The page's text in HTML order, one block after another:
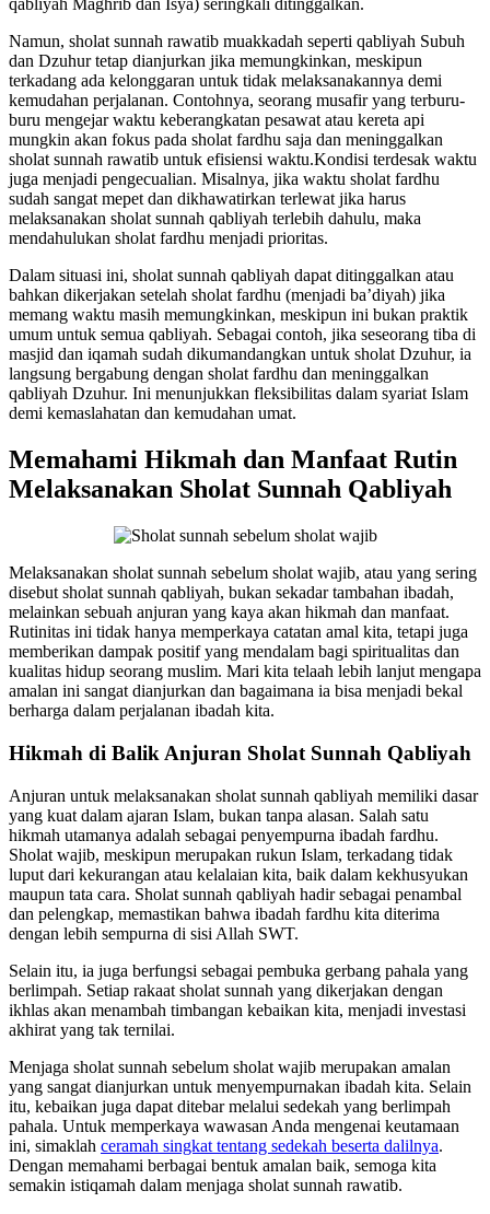
qabliyah Maghrib dan Isya) seringkali ditinggalkan.
Namun, sholat sunnah rawatib muakkadah seperti qabliyah Subuh
dan Dzuhur tetap dianjurkan jika memungkinkan, meskipun
terkadang ada kelonggaran untuk tidak melaksanakannya demi
kemudahan perjalanan. Contohnya, seorang musafir yang terburu-
buru mengejar waktu keberangkatan pesawat atau kereta api
mungkin akan fokus pada sholat fardhu saja dan meninggalkan
sholat sunnah rawatib untuk efisiensi waktu.Kondisi terdesak waktu
juga menjadi pengecualian. Misalnya, jika waktu sholat fardhu
sudah sangat mepet dan dikhawatirkan terlewat jika harus
melaksanakan sholat sunnah qabliyah terlebih dahulu, maka
mendahulukan sholat fardhu menjadi prioritas.
Dalam situasi ini, sholat sunnah qabliyah dapat ditinggalkan atau
bahkan dikerjakan setelah sholat fardhu (menjadi ba’diyah) jika
memang waktu masih memungkinkan, meskipun ini bukan praktik
umum untuk semua qabliyah. Sebagai contoh, jika seseorang tiba di
masjid dan iqamah sudah dikumandangkan untuk sholat Dzuhur, ia
langsung bergabung dengan sholat fardhu dan meninggalkan
qabliyah Dzuhur. Ini menunjukkan fleksibilitas dalam syariat Islam
demi kemaslahatan dan kemudahan umat.
Memahami Hikmah dan Manfaat Rutin
Melaksanakan Sholat Sunnah Qabliyah
Melaksanakan sholat sunnah sebelum sholat wajib, atau yang sering
disebut sholat sunnah qabliyah, bukan sekadar tambahan ibadah,
melainkan sebuah anjuran yang kaya akan hikmah dan manfaat.
Rutinitas ini tidak hanya memperkaya catatan amal kita, tetapi juga
memberikan dampak positif yang mendalam bagi spiritualitas dan
kualitas hidup seorang muslim. Mari kita telaah lebih lanjut mengapa
amalan ini sangat dianjurkan dan bagaimana ia bisa menjadi bekal
berharga dalam perjalanan ibadah kita.
Hikmah di Balik Anjuran Sholat Sunnah Qabliyah
Anjuran untuk melaksanakan sholat sunnah qabliyah memiliki dasar
yang kuat dalam ajaran Islam, bukan tanpa alasan. Salah satu
hikmah utamanya adalah sebagai penyempurna ibadah fardhu.
Sholat wajib, meskipun merupakan rukun Islam, terkadang tidak
luput dari kekurangan atau kelalaian kita, baik dalam kekhusyukan
maupun tata cara. Sholat sunnah qabliyah hadir sebagai penambal
dan pelengkap, memastikan bahwa ibadah fardhu kita diterima
dengan lebih sempurna di sisi Allah SWT.
Selain itu, ia juga berfungsi sebagai pembuka gerbang pahala yang
berlimpah. Setiap rakaat sholat sunnah yang dikerjakan dengan
ikhlas akan menambah timbangan kebaikan kita, menjadi investasi
akhirat yang tak ternilai.
Menjaga sholat sunnah sebelum sholat wajib merupakan amalan
yang sangat dianjurkan untuk menyempurnakan ibadah kita. Selain
itu, kebaikan juga dapat ditebar melalui sedekah yang berlimpah
pahala. Untuk memperkaya wawasan Anda mengenai keutamaan
ini, simaklah ceramah singkat tentang sedekah beserta dalilnya.
Dengan memahami berbagai bentuk amalan baik, semoga kita
semakin istiqamah dalam menjaga sholat sunnah rawatib.